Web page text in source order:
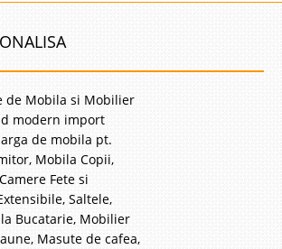
de Mobila si Mobilier
modern import
de mobila pt.
Mobila Copii,
Fete si
Saltele,
Bucatarie, Mobilier
Masute de cafea,